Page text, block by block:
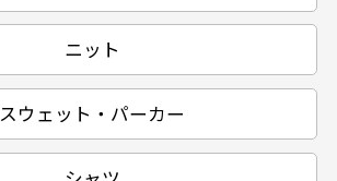
ニット
スウェット・パーカー